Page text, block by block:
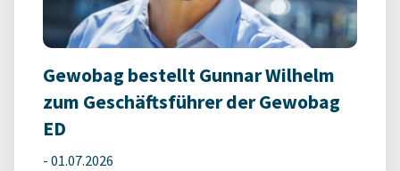
Gewobag bestellt Gunnar Wilhelm
zum Geschäftsführer der Gewobag
ED
- 01.07.2026